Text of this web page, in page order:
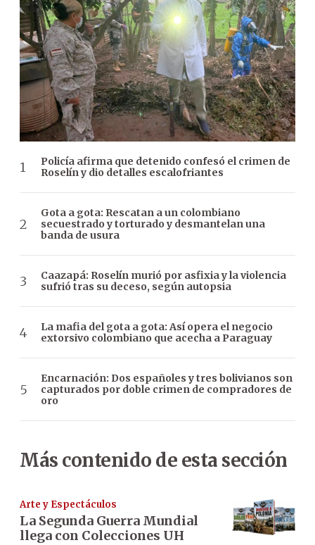
Policía afirma que detenido confesó el crimen de
Roselín y dio detalles escalofriantes
Gota a gota: Rescatan a un colombiano
secuestrado y torturado y desmantelan una
banda de usura
Caazapá: Roselín murió por asfixia y la violencia
sufrió tras su deceso, según autopsia
La mafia del gota a gota: Así opera el negocio
extorsivo colombiano que acecha a Paraguay
Encarnación: Dos españoles y tres bolivianos son
capturados por doble crimen de compradores de
oro
Más contenido de esta sección
Arte y Espectáculos
La Segunda Guerra Mundial
llega con Colecciones UH